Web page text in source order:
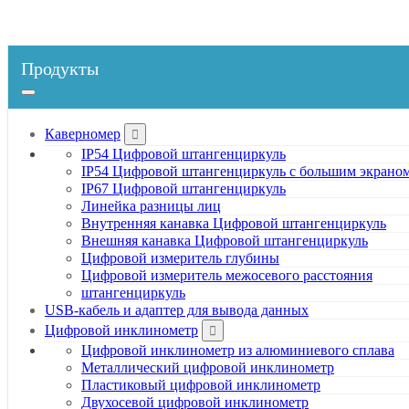
Продукты
Каверномер
IP54 Цифровой штангенциркуль
IP54 Цифровой штангенциркуль с большим
IP67 Цифровой штангенциркуль
Линейка разницы лиц
Внутренняя канавка Цифровой штангенциркуль
Внешняя канавка Цифровой штангенциркуль
Цифровой измеритель глубины
Цифровой измеритель межосевого расстояния
штангенциркуль
USB-кабель и адаптер для вывода данных
Цифровой инклинометр
Цифровой инклинометр из алюминиевого сплава
Металлический цифровой инклинометр
Пластиковый цифровой инклинометр
Двухосевой цифровой инклинометр